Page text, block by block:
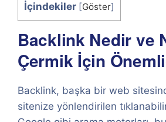
İçindekiler [Göster]
Backlink Nedir ve
Çermik İçin
Backlink, başka bir web
sitenize yönlendirilen